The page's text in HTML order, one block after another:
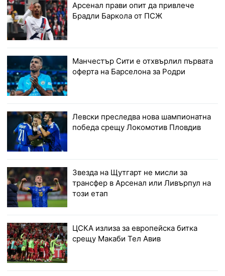
Арсенал прави опит да привлече
Брадли Баркола от ПСЖ
Манчестър Сити е отхвърлил първата
оферта на Барселона за Родри
Левски преследва нова шампионатна
победа срещу Локомотив Пловдив
Звезда на Щутгарт не мисли за
трансфер в Арсенал или Ливърпул на
този етап
ЦСКА излиза за европейска битка
срещу Макаби Тел Авив